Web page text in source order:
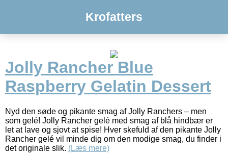
Krofatters
Jolly Rancher Blue
Raspberry Gelatin Dessert
Nyd den søde og pikante smag af Jolly Ranchers – men
som gelé! Jolly Rancher gelé med smag af blå hindbær er
let at lave og sjovt at spise! Hver skefuld af den pikante Jolly
Rancher gelé vil minde dig om den modige smag, du finder i
det originale slik. (Læs mere)